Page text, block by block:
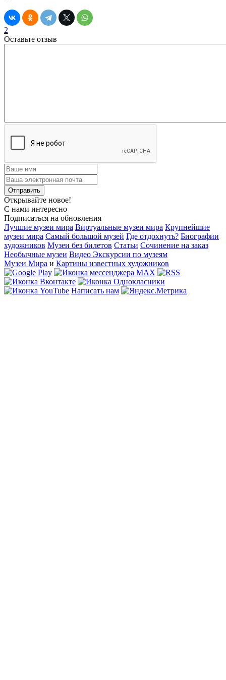
2
Оставьте отзыв
Открывайте новое!
С нами интересно
Подписаться на обновления
Лучшие музеи мира Виртуальные музеи мира Крупнейшие
музеи мира Самый большой музей Где отдохнуть? Биографии
художников Музеи без билетов Статьи Сочинение на заказ
Необычные музеи Видео Экскурсии по музеям
Музеи Мира и Картины известных художников
Написать нам